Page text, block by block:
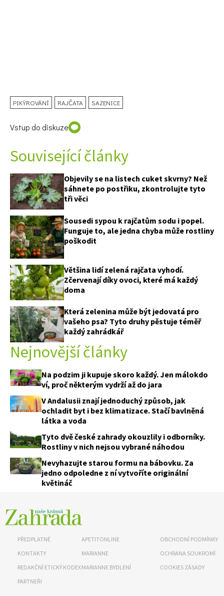
PIKÝROVÁNÍ RAJČATA SAZENICE
Vstup do diskuze
Související články
Objevily se na listech cuket skvrny? Než
sáhnete po postřiku, zkontrolujte tyto
tři věci
Sousedi sypou k rajčatům sodu i popel.
Funguje to, ale jedna chyba může rostliny
poškodit
Většina lidí zelená rajčata vyhodí.
Zčervenají díky ovoci, které má každý
doma
Která zelenina může být jedovatá pro
vašeho psa? Tyto druhy pěstuje téměř
každý zahrádkář
Nejnovější články
Na podzim ji kupuje skoro každý. Jen málokdo
ví, proč některým vydrží až do jara
V Andalusii znají jednoduchý způsob, jak
ochladit byt i bez klimatizace. Stačí bavlněná
látka a voda
Tyto dvě české zahrady okouzlily i odborníky.
Rostliny v nich nejsou vybrané náhodou
Nevyhazujte starou formu na bábovku. Za
jedno odpoledne z ní vytvoříte originální
květináč
PŘEDPLATNÉ
KONTAKTY
REDAKČNÍ ETICKÝ KODEX
PARTNEŘI
APETITONLINE
MARIANNE
MARIANNE BYDLENÍ
OBCHODNÍ PODMÍNKY
OCHRANA SOUKROMÍ
COOKIES ZÁSADY